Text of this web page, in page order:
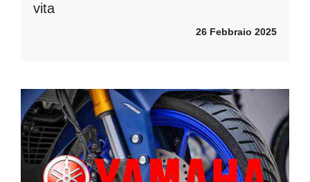
vita
26 Febbraio 2025